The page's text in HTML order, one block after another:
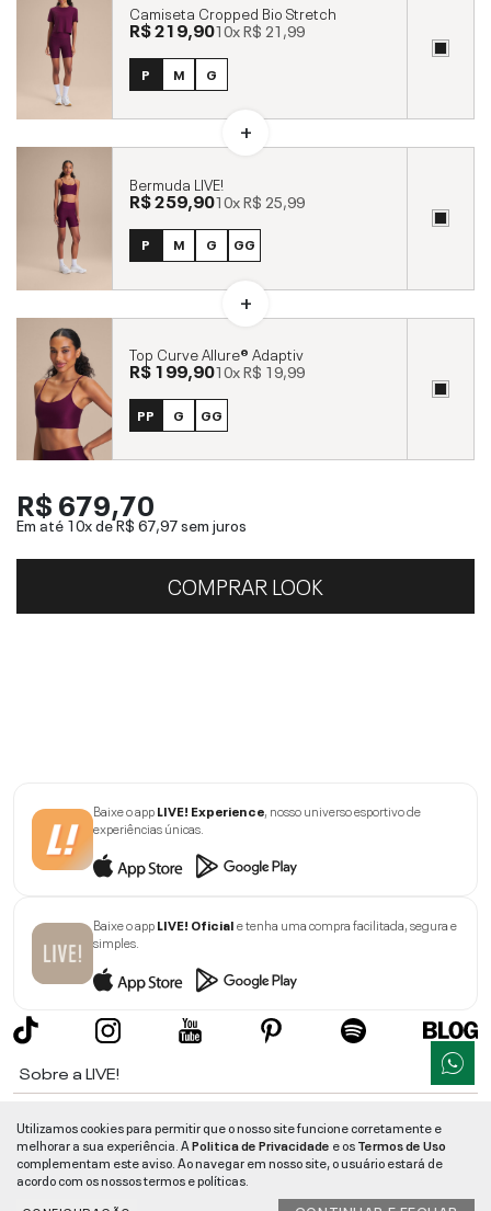
Camiseta Cropped Bio Stretch
R$ 219,9010xR$ 21,99
P M G
Bermuda LIVE!
R$ 259,9010xR$ 25,99
P M G GG
Top Curve Allure® Adaptiv
R$ 199,9010xR$ 19,99
PP G GG
R$ 679,70
Em até 10x deR$ 67,97sem juros
COMPRAR LOOK
Baixe o appLIVE! Experience, nosso universo esportivo de
experiências únicas.
Baixe o appLIVE! Oficiale tenha uma compra facilitada, segura e
simples.
Sobre a LIVE!
Informações
Utilizamos cookies para permitir que o nosso site funcione corretamente e
melhorar a sua experiência. APolitica de Privacidade e osTermos de Uso
complementam este aviso. Ao navegar em nosso site, o usuário estará de
acordo com os nossos termos e políticas.